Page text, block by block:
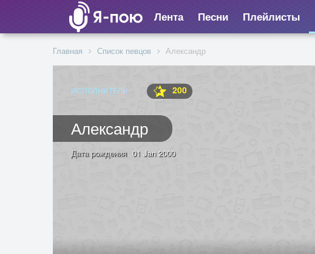
Лента Песни Плейлисты
Главная Список певцов Александр
ИСПОЛНИТЕЛЬ 200
Александр
Дата рождения 01 Jan 2000